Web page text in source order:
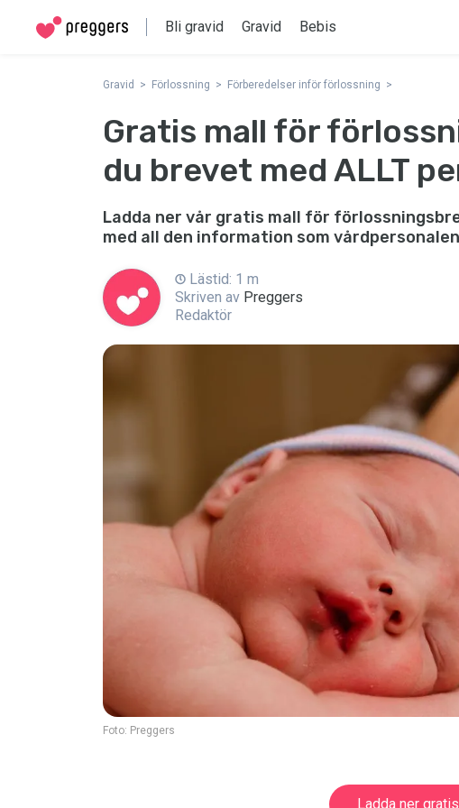
Bli gravid Gravid Bebis
Gravid Förlossning Förberedelser inför förlossning
Gratis mall för
du brevet med ALLT
Ladda ner vår gratis mall för
med all den information som
Lästid: 1 m
Skriven av Preggers
Redaktör
Foto: Preggers
Ladda ner